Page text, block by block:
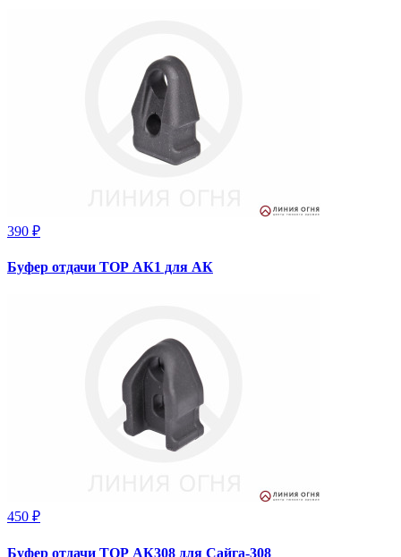
390 ₽
Буфер отдачи ТОР АК1 для АК
450 ₽
Буфер отдачи ТОР АК308 для Сайга-308